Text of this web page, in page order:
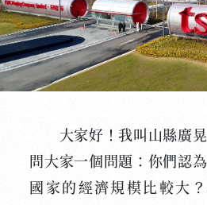
大家好！我叫山縣廣晃
問大家一個問題：你們認
國家的經濟規模比較大